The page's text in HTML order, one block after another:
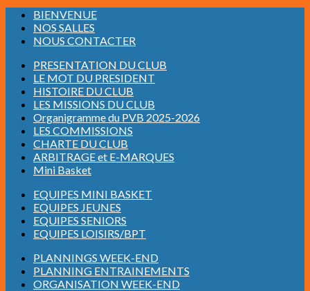
BIENVENUE
NOS SALLES
NOUS CONTACTER
PRESENTATION DU CLUB
LE MOT DU PRESIDENT
HISTOIRE DU CLUB
LES MISSIONS DU CLUB
Organigramme du PVB 2025-2026
LES COMMISSIONS
CHARTE DU CLUB
ARBITRAGE et E-MARQUES
Mini Basket
EQUIPES MINI BASKET
EQUIPES JEUNES
EQUIPES SENIORS
EQUIPES LOISIRS/BPT
PLANNINGS WEEK-END
PLANNING ENTRAINEMENTS
ORGANISATION WEEK-END